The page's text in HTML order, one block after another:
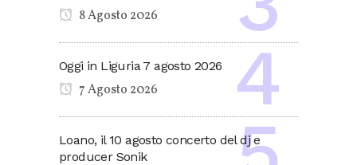
8 Agosto 2026
Oggi in Liguria 7 agosto 2026
7 Agosto 2026
Loano, il 10 agosto concerto del dj e
producer Sonik